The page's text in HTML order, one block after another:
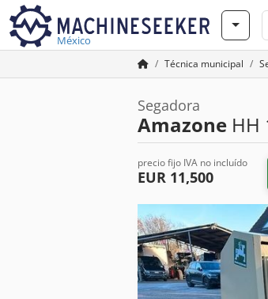
México
Técnica municipal
Segadora
Amazone HH
precio fijo IVA no incluído
EUR 11,500